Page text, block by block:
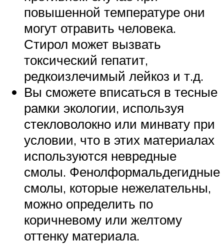
повышенной температуре они
могут отравить человека.
Стирол может вызвать
токсический гепатит,
редкоизлечимый лейкоз и т.д.
Вы сможете вписаться в тесные
рамки экологии, используя
стекловолокно или минвату при
условии, что в этих материалах
используются невредные
смолы. Фенолформальдегидные
смолы, которые нежелательны,
можно определить по
коричневому или желтому
оттенку материала.